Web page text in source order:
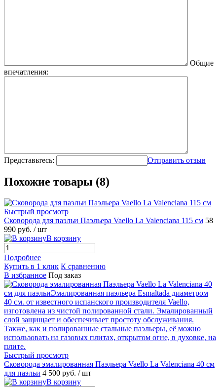
Общие
впечатления:
Представьтесь: Отправить отзыв
Похожие товары (8)
Быстрый просмотр
Сковорода для паэльи Паэльера Vaello La Valenciana 115 см 58
990 руб. / шт
В корзину
Подробнее
Купить в 1 клик К сравнению
В избранное Под заказ
Быстрый просмотр
Сковорода эмалированная Паэльера Vaello La Valenciana 40 см
для паэльи 4 500 руб. / шт
В корзину